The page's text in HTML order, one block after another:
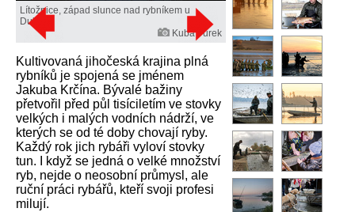
Lítožnice, západ slunce nad rybníkem u
Dubče.
Kuba Turek
Kultivovaná jihočeská krajina plná
rybníků je spojená se jménem
Jakuba Krčína. Bývalé bažiny
přetvořil před půl tisíciletím ve stovky
velkých i malých vodních nádrží, ve
kterých se od té doby chovají ryby.
Každý rok jich rybáři vyloví stovky
tun. I když se jedná o velké množství
ryb, nejde o neosobní průmysl, ale
ruční práci rybářů, kteří svoji profesi
milují.